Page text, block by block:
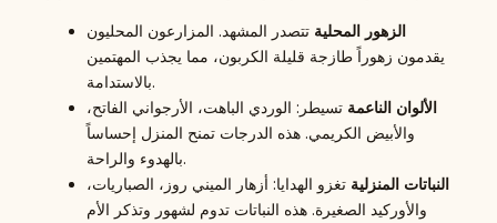
الزهور المحلية تتصدر المشهد. المزارعون المحليون
يقدمون زهوراً طازجة قليلة الكربون، مما يجذب المهتمين
بالاستدامة.
الألوان الناعمة تسيطر: الوردي الباهت، الأرجواني الفاتح،
والأبيض الكريمي. هذه الدرجات تمنح المنزل إحساساً
بالهدوء والراحة.
النباتات المنزلية تغزو الهدايا: أزهار الميني روز، الصباريات،
والأوركيد الصغيرة. هذه النباتات تدوم لشهور وتذكر الأم